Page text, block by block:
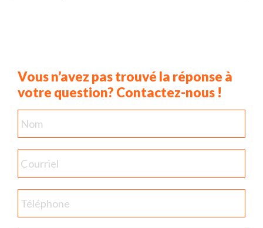
Vous n’avez pas trouvé la réponse à
votre question? Contactez-nous !
mail